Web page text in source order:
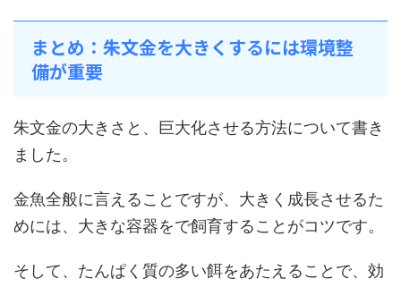
まとめ：朱文金を大きくするには環境整
備が重要
朱文金の大きさと、巨大化させる方法について書き
ました。
金魚全般に言えることですが、大きく成長させるた
めには、大きな容器をで飼育することがコツです。
そして、たんぱく質の多い餌をあたえることで、効